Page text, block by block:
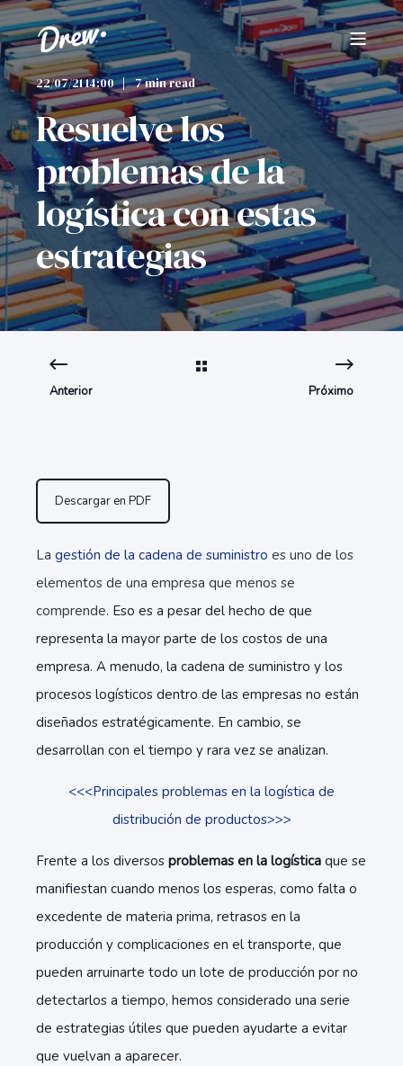
22/07/21 14:00 7 min read
Resuelve los
problemas de la
logística con estas
estrategias
Anterior Próximo
Descargar en PDF
La gestión de la cadena de suministro es uno de los
elementos de una empresa que menos se
comprende. Eso es a pesar del hecho de que
representa la mayor parte de los costos de una
empresa. A menudo, la cadena de suministro y los
procesos logísticos dentro de las empresas no están
diseñados estratégicamente. En cambio, se
desarrollan con el tiempo y rara vez se analizan.
<<<Principales problemas en la logística de
distribución de productos>>>
Frente a los diversos problemas en la logística que se
manifiestan cuando menos los esperas, como falta o
excedente de materia prima, retrasos en la
producción y complicaciones en el transporte, que
pueden arruinarte todo un lote de producción por no
detectarlos a tiempo, hemos considerado una serie
de estrategias útiles que pueden ayudarte a evitar
que vuelvan a aparecer.